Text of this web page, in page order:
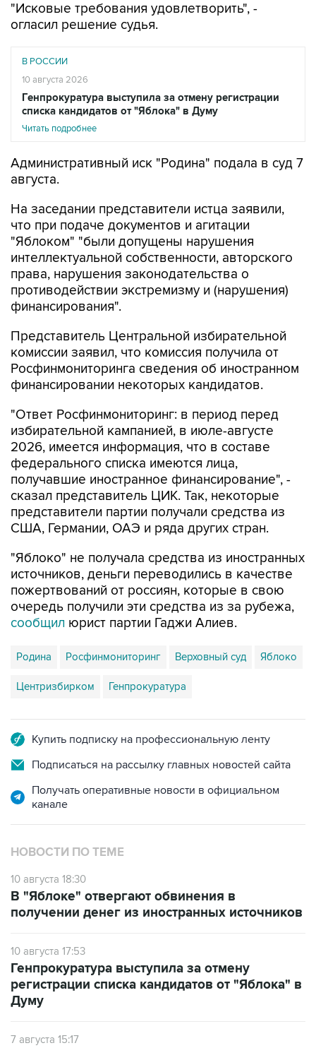
"Исковые требования удовлетворить", -
огласил решение судья.
В РОССИИ
10 августа 2026
Генпрокуратура выступила за отмену регистрации
списка кандидатов от "Яблока" в Думу
Читать подробнее
Административный иск "Родина" подала в суд 7
августа.
На заседании представители истца заявили,
что при подаче документов и агитации
"Яблоком" "были допущены нарушения
интеллектуальной собственности, авторского
права, нарушения законодательства о
противодействии экстремизму и (нарушения)
финансирования".
Представитель Центральной избирательной
комиссии заявил, что комиссия получила от
Росфинмониторинга сведения об иностранном
финансировании некоторых кандидатов.
"Ответ Росфинмониторинг: в период перед
избирательной кампанией, в июле-августе
2026, имеется информация, что в составе
федерального списка имеются лица,
получавшие иностранное финансирование", -
сказал представитель ЦИК. Так, некоторые
представители партии получали средства из
США, Германии, ОАЭ и ряда других стран.
"Яблоко" не получала средства из иностранных
источников, деньги переводились в качестве
пожертвований от россиян, которые в свою
очередь получили эти средства из за рубежа,
сообщил юрист партии Гаджи Алиев.
Родина Росфинмониторинг Верховный суд Яблоко
Центризбирком Генпрокуратура
Купить подписку на профессиональную ленту
Подписаться на рассылку главных новостей сайта
Получать оперативные новости в официальном
канале
НОВОСТИ ПО ТЕМЕ
10 августа 18:30
В "Яблоке" отвергают обвинения в
получении денег из иностранных источников
10 августа 17:53
Генпрокуратура выступила за отмену
регистрации списка кандидатов от "Яблока" в
Думу
7 августа 15:17